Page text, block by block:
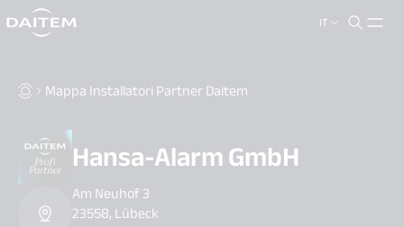
IT
search.label
Mappa Installatori Partner Daitem
Hansa-Alarm GmbH
Am Neuhof 3
23558, Lübeck